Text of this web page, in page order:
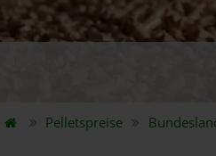
Pelletspreise